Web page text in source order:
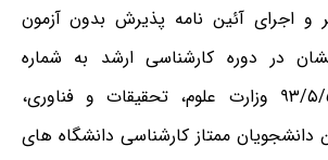
و اجرای آئین نامه پذیرش بدون آزمون
در دوره کارشناسی ارشد به شماره
۲۱/۷۷۹۴۸ مورخ ۹۳/۵/۵ وزارت علوم، تحقیقات و فناوری،
دانشجویان ممتاز کارشناسی دانشگاه های